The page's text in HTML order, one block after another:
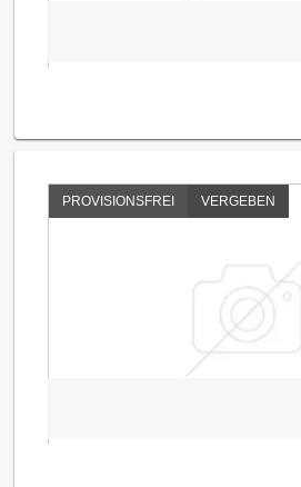
PROVISIONSFREI VERGEBEN